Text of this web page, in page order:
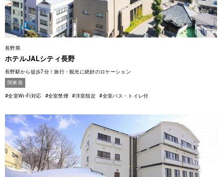
長野県
ホテルJALシティ長野
長野駅から徒歩7分！旅行・観光に絶好のロケーション
関東発
#全室Wi-Fi対応 #全室禁煙 #洋室指定 #全室バス・トイレ付